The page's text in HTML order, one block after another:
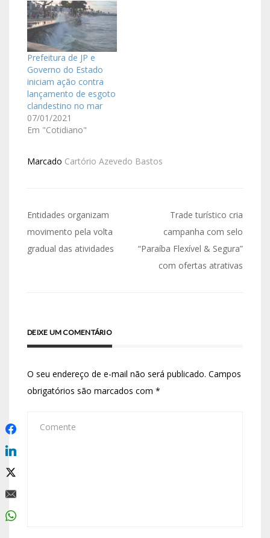
Prefeitura de JP e
Governo do Estado
iniciam ação contra
lançamento de esgoto
clandestino no mar
07/01/2021
Em "Cotidiano"
Marcado Cartório Azevedo Bastos
Entidades organizam
movimento pela volta
gradual das atividades
Trade turístico cria
campanha com selo
“Paraíba Flexível & Segura”
com ofertas atrativas
DEIXE UM COMENTÁRIO
O seu endereço de e-mail não será publicado. Campos
obrigatórios são marcados com *